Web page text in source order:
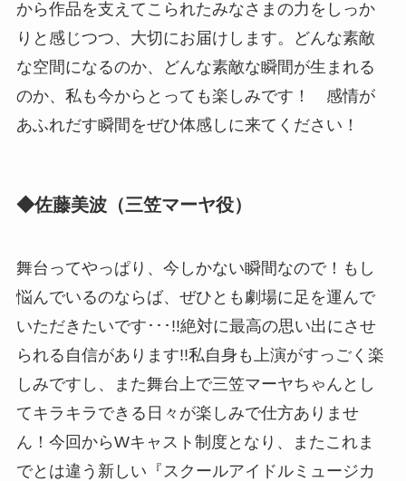
から作品を支えてこられたみなさまの力をしっか
りと感じつつ、大切にお届けします。どんな素敵
な空間になるのか、どんな素敵な瞬間が生まれる
のか、私も今からとっても楽しみです！ 感情が
あふれだす瞬間をぜひ体感しに来てください！
◆佐藤美波（三笠マーヤ役）
舞台ってやっぱり、今しかない瞬間なので！もし
悩んでいるのならば、ぜひとも劇場に足を運んで
いただきたいです･･･!!絶対に最高の思い出にさせ
られる自信があります!!私自身も上演がすっごく楽
しみですし、また舞台上で三笠マーヤちゃんとし
てキラキラできる日々が楽しみで仕方ありませ
ん！今回からWキャスト制度となり、またこれま
でとは違う新しい『スクールアイドルミュージカ